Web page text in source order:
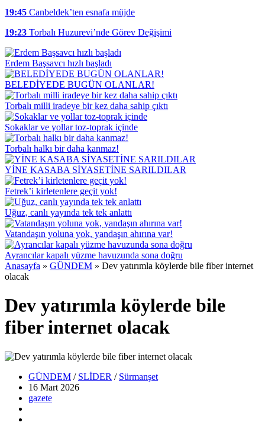
19:45 Canbeldek’ten esnafa müjde
19:23 Torbalı Huzurevi’nde Görev Değişimi
Erdem Başsavcı hızlı başladı
BELEDİYEDE BUGÜN OLANLAR!
Torbalı milli iradeye bir kez daha sahip çıktı
Sokaklar ve yollar toz-toprak içinde
Torbalı halkı bir daha kanmaz!
YİNE KASABA SİYASETİNE SARILDILAR
Fetrek’i kirletenlere geçit yok!
Uğuz, canlı yayında tek tek anlattı
Vatandaşın yoluna yok, yandaşın ahırına var!
Ayrancılar kapalı yüzme havuzunda sona doğru
Anasayfa » GÜNDEM » Dev yatırımla köylerde bile fiber internet
olacak
Dev yatırımla köylerde bile
fiber internet olacak
GÜNDEM / SLİDER / Sürmanşet
16 Mart 2026
gazete